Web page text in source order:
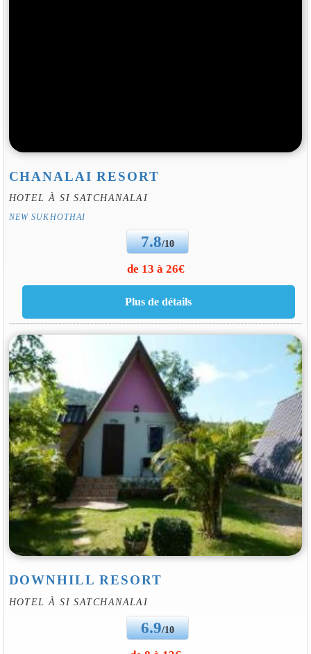
CHANALAI RESORT
HOTEL À SI SATCHANALAI
NEW SUKHOTHAI
7.8/10
de 13 à 26€
DOWNHILL RESORT
HOTEL À SI SATCHANALAI
6.9/10